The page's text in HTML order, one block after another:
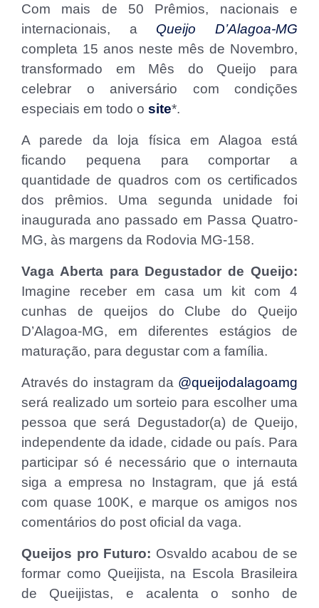
Com mais de 50 Prêmios, nacionais e
internacionais, a Queijo D’Alagoa-MG
completa 15 anos neste mês de Novembro,
transformado em Mês do Queijo para
celebrar o aniversário com condições
especiais em todo o site*.
A parede da loja física em Alagoa está
ficando pequena para comportar a
quantidade de quadros com os certificados
dos prêmios. Uma segunda unidade foi
inaugurada ano passado em Passa Quatro-
MG, às margens da Rodovia MG-158.
Vaga Aberta para Degustador de Queijo:
Imagine receber em casa um kit com 4
cunhas de queijos do Clube do Queijo
D’Alagoa-MG, em diferentes estágios de
maturação, para degustar com a família.
Através do instagram da @queijodalagoamg
será realizado um sorteio para escolher uma
pessoa que será Degustador(a) de Queijo,
independente da idade, cidade ou país. Para
participar só é necessário que o internauta
siga a empresa no Instagram, que já está
com quase 100K, e marque os amigos nos
comentários do post oficial da vaga.
Queijos pro Futuro: Osvaldo acabou de se
formar como Queijista, na Escola Brasileira
de Queijistas, e acalenta o sonho de